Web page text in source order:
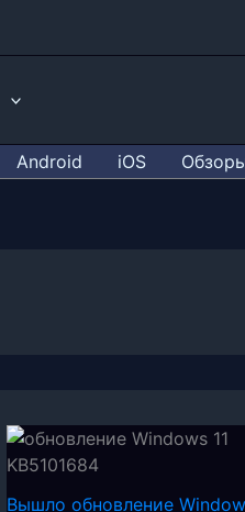
Android iOS
Вышло обновление